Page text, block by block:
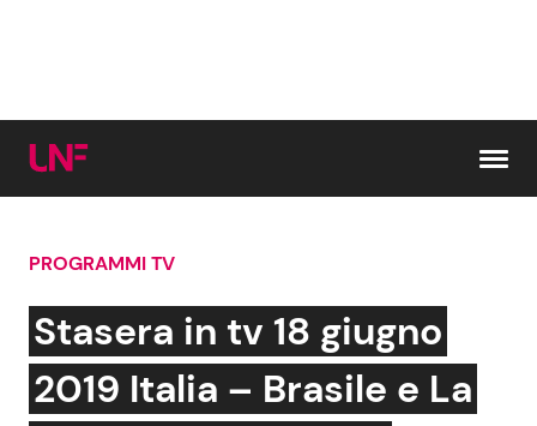
Cerca:
News e Cronaca Gossip e TV
PROGRAMMI TV
Stasera in tv 18 giugno
2019 Italia – Brasile e La